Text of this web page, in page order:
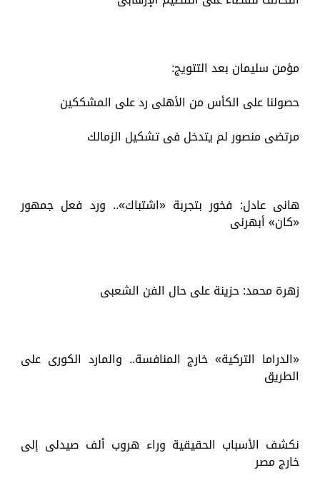
مؤمن سليمان بعد التتويج:
حصولنا على الكأس من الأهلى رد على المشككين
مرتضى منصور لم يتدخل فى تشكيل الزمالك
هانى عادل: فخور بتجربة «اشتباك».. ورد فعل جمهور
«كان» أبهرنى
زهرة محمد: حزينة على حال الفن الشعبى
«الدراما التركية» خارج المنافسة.. والمارد الكورى على
الطريق
نكشف الأسباب الحقيقية وراء هروب ألف صيدلى إلى
خارج مصر